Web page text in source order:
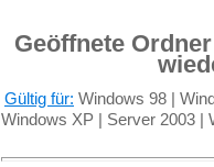
Geöffnete
Gültig für: Windows 98 |
Windows XP | Server 2003 |